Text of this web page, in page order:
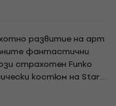
развитие на арт
фантастични
страхотен Funko
костюм на Stark
(Stark Tech Suit) е
илюстрирана